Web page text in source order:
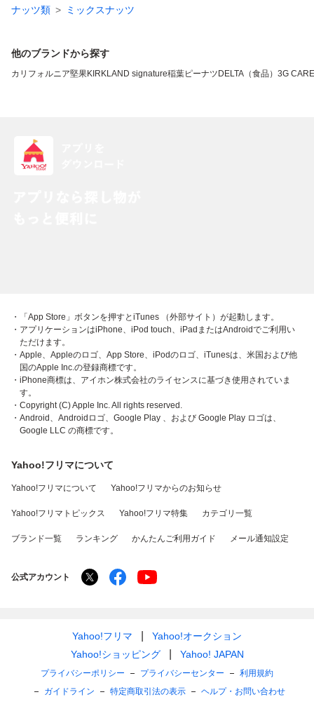
ナッツ類
ミックスナッツ
他のブランドから探す
カリフォルニア堅果KIRKLAND signature稲葉ピーナツ DELTA（食品） 3G CARE
・「App Store」ボタンを押すとiTunes （外部サイト）が起動します。
・アプリケーションはiPhone、iPod touch、iPadまたはAndroidでご利用い
ただけます。
・Apple、Appleのロゴ、App Store、iPodのロゴ、iTunesは、米国および他
国のApple Inc.の登録商標です。
・iPhone商標は、アイホン株式会社のライセンスに基づき使用されていま
す。
・Copyright (C) Apple Inc. All rights reserved.
・Android、Androidロゴ、Google Play 、および Google Play ロゴは、
Google LLC の商標です。
Yahoo!フリマについて
Yahoo!フリマについて Yahoo!フリマからのお知らせ
Yahoo!フリマトピックス Yahoo!フリマ特集 カテゴリ一覧
ブランド一覧 ランキング かんたんご利用ガイド メール通知設定
公式アカウント
Yahoo!フリマ
Yahoo!オークション
Yahoo!ショッピング
Yahoo! JAPAN
プライバシーポリシー プライバシーセンター
利用規約
ガイドライン
特定商取引法の表示
ヘルプ・お問い合わせ